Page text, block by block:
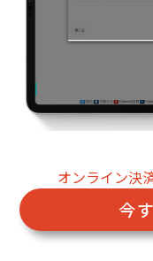
オンライン決
今